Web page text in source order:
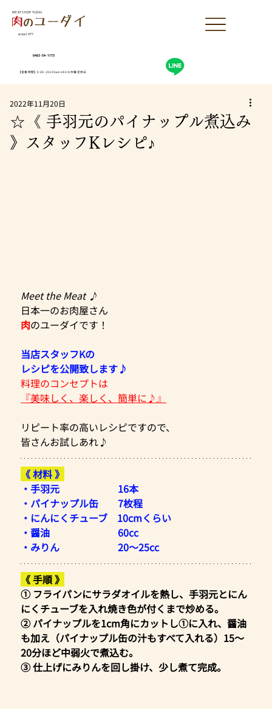
0463-54-1173
【営業時間】9:30-19:30(sun18:30)木曜定休日
MEAT SHOP YUDAI
since1977
☆《 手羽元のパイナップル煮込み
》スタッフKレシピ♪
2022年11月20日
Meet the Meat ♪
日本一のお肉屋さん
肉のユーダイです！
当店スタッフKの
レシピを公開致します♪
料理のコンセプトは
『美味しく、楽しく、簡単に♪』
リピート率の高いレシピですので、
皆さんお試しあれ♪
《 材料 》
・手羽元　　　　　　16本
・パイナップル缶　　7枚程
・にんにくチューブ　10cmくらい
・醤油　　　　　　　60cc
・みりん　　　　　　20～25cc
《 手順 》
① フライパンにサラダオイルを熱し、手羽元とにん
にくチューブを入れ焼き色が付くまで炒める。
② パイナップルを1cm角にカットし①に入れ、醤油
も加え（パイナップル缶の汁もすべて入れる）15～
20分ほど中弱火で煮込む。
③ 仕上げにみりんを回し掛け、少し煮て完成。